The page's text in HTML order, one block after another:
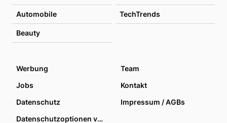
Automobile TechTrends
Beauty
Werbung
Team
Jobs
Kontakt
Datenschutz
Impressum / AGBs
Datenschutzoptionen verwalten